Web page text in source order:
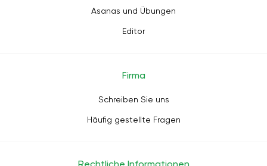
Asanas und Übungen
Editor
Firma
Schreiben Sie uns
Häufig gestellte Fragen